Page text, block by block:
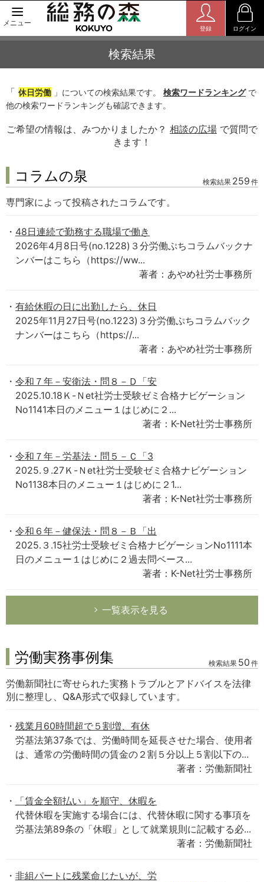
メニュー
登録 ログイン
検索結果
「 休日労働 」についての検索結果です。 検索ワードランキングで
他の検索ワードランキングも確認できます。
ご希望の情報は、みつかりましたか？ 相談の広場 で質問で
きます！
コラムの泉 検索結果 259 件
専門家によって投稿されたコラムです。
48日連続で勤務する職場で働き
2026年4月8日号(no.1228)３分労働ぷちコラムバックナ
ンバーはこちら（https://ww...
著者：あやめ社労士事務所
有給休暇の日に出勤したら、休日
2025年11月27日号(no.1223)３分労働ぷちコラムバック
ナンバーはこちら（https://...
著者：あやめ社労士事務所
令和７年－安衛法・問８－Ｄ「安
2025.10.18Ｋ-Ｎet社労士受験ゼミ合格ナビゲーション
No1141本日のメニュー１はじめに２...
著者：K-Net社労士事務所
令和７年－労基法・問５－Ｃ「3
2025.９.27Ｋ-Ｎet社労士受験ゼミ合格ナビゲーション
No1138本日のメニュー１はじめに２1...
著者：K-Net社労士事務所
令和６年－健保法・問８－Ｂ「出
2025.３.15社労士受験ゼミ合格ナビゲーションNo1111本
日のメニュー１はじめに２過去問ベース...
著者：K-Net社労士事務所
一覧表示を見る
労働実務事例集 検索結果 50 件
労働新聞社に寄せられた実務トラブルとアドバイスを法律
別に整理し、Q&A形式で収録しています。
残業月60時間超で５割増、有休
労基法第37条では、労働時間を延長させた場合、使用者
は、通常の労働時間の賃金の２割５分以上５割以下の...
著者：労働新聞社
「賃金全額払い」を順守、休暇を
代替休暇を実施する場合には、代替休暇に関する事項を
労基法第89条の「休暇」として就業規則に記載する必...
著者：労働新聞社
非組パートに残業命じたいが、労